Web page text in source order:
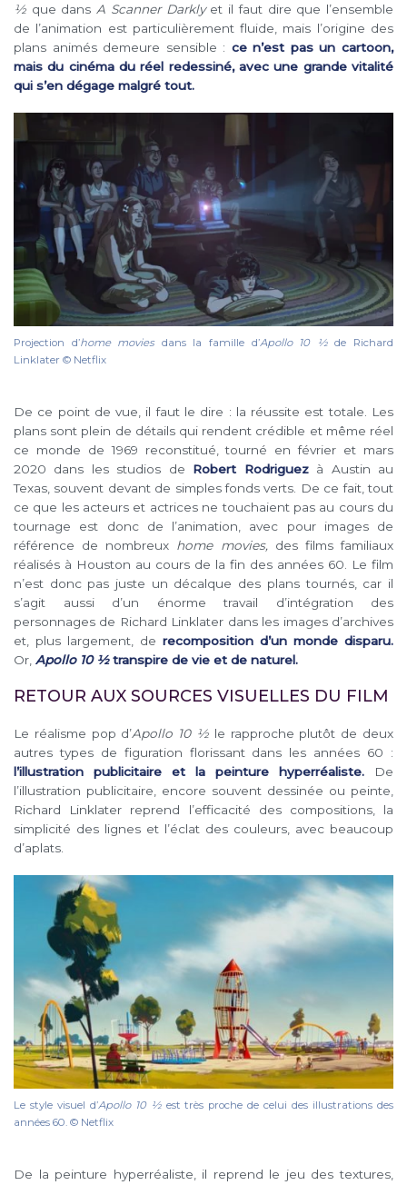
½ que dans A Scanner Darkly et il faut dire que l’ensemble
de l’animation est particulièrement fluide, mais l’origine des
plans animés demeure sensible : ce n’est pas un cartoon,
mais du cinéma du réel redessiné, avec une grande vitalité
qui s’en dégage malgré tout.
Projection d’home moviesdans la famille d’Apollo 10 1⁄2de Richard
Linklater © Netflix
De ce point de vue, il faut le dire : la réussite est totale. Les
plans sont plein de détails qui rendent crédible et même réel
ce monde de 1969 reconstitué, tourné en février et mars
2020 dans les studios de Robert Rodriguezà Austin au
Texas, souvent devant de simples fonds verts. De ce fait, tout
ce que les acteurs et actrices ne touchaient pas au cours du
tournage est donc de l’animation, avec pour images de
référence de nombreux home movies, des films familiaux
réalisés à Houston au cours de la fin des années 60. Le film
n’est donc pas juste un décalque des plans tournés, car il
s’agit aussi d’un énorme travail d’intégration des
personnages de Richard Linklater dans les images d’archives
et, plus largement, de recomposition d’un monde disparu.
Or, Apollo 10 ½transpire de vie et de naturel.
RETOUR AUX SOURCES VISUELLES DU FILM
Le réalisme pop d’Apollo 10 ½ le rapproche plutôt de deux
autres types de figuration florissant dans les années 60 :
l’illustration publicitaire et la peinture hyperréaliste. De
l’illustration publicitaire, encore souvent dessinée ou peinte,
Richard Linklater reprend l’efficacité des compositions, la
simplicité des lignes et l’éclat des couleurs, avec beaucoup
d’aplats.
Le style visuel d’Apollo 10 1⁄2est très proche de celui des illustrations des
années 60. © Netflix
De la peinture hyperréaliste, il reprend le jeu des textures,